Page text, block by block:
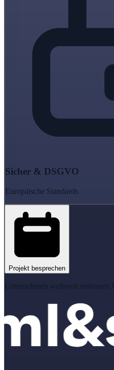
Sicher & DSGVO
Europäische Standards
Projekt besprechen
Unternehmen weltweit vertrauen